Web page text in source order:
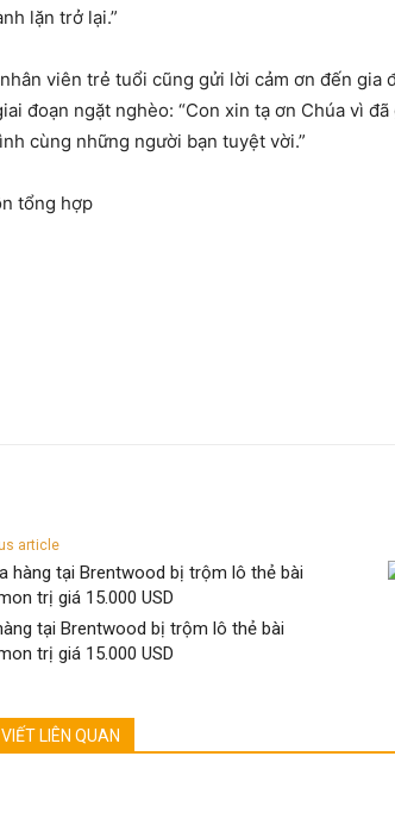
lặn trở lại.”
viên trẻ tuổi cũng gửi lời cảm ơn đến gia
đoạn ngặt nghèo: “Con xin tạ ơn Chúa vì
cùng những người bạn tuyệt vời.”
tổng hợp
article
tại Brentwood bị trộm lô thẻ bài
trị giá 15.000 USD
LIÊN QUAN